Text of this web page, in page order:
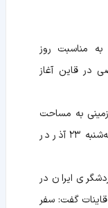
به مناسبت روز
در قاین آغاز
زمینی به مساحت
۹۷۰ مترمربع با زیربنای ۴۰۰ مترمربع، سه‌شنبه ۲۳ آذر در
ایران در
شهرستان قاینات گفت: سفر